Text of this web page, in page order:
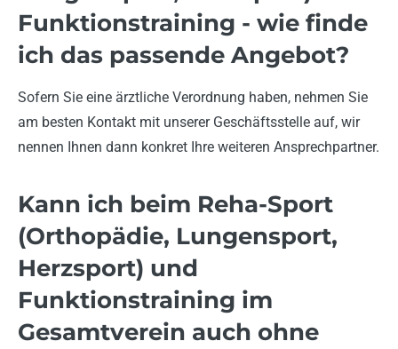
Funktionstraining - wie finde
ich das passende Angebot?
Sofern Sie eine ärztliche Verordnung haben, nehmen Sie
am besten Kontakt mit unserer Geschäftsstelle auf, wir
nennen Ihnen dann konkret Ihre weiteren Ansprechpartner.
Kann ich beim Reha-Sport
(Orthopädie, Lungensport,
Herzsport) und
Funktionstraining im
Gesamtverein auch ohne